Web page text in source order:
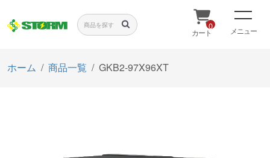
0
カート メニュー
ホーム 商品一覧 GKB2-97X96XT